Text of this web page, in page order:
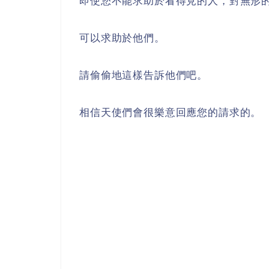
可以求助於他們。
請偷偷地這樣告訴他們吧。
相信天使們會很樂意回應您的請求的。